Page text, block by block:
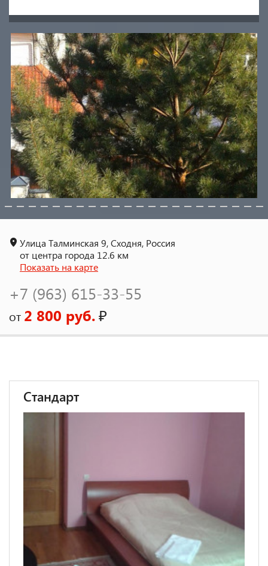
Улица Талминская 9, Сходня, Россия
от центра города 12.6 км
Показать на карте
+7 (963) 615-33-55
от 2 800 руб.₽
Стандарт